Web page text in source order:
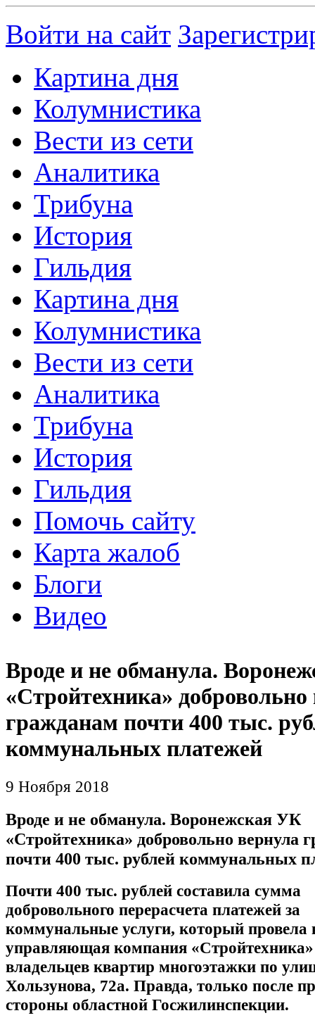
Войти на сайт
Картина дня
Колумнистика
Вести из сети
Аналитика
Трибуна
История
Гильдия
Картина дня
Колумнистика
Вести из сети
Аналитика
Трибуна
История
Гильдия
Помочь сайту
Карта жалоб
Блоги
Видео
Вроде и не обманула.
«Стройтехника» добровольно
гражданам почти 400 тыс.
коммунальных платежей
9 Ноября 2018
Вроде и не обманула. Воронежская УК
«Стройтехника» добровольно вернула
почти 400 тыс. рублей коммунальных
Почти 400 тыс. рублей составила сумма
добровольного перерасчета платежей за
коммунальные услуги, который провела
управляющая компания
владельцев квартир многоэтажки по
Хользунова, 72а. Правда, только после
стороны областной Госжилинспекции.